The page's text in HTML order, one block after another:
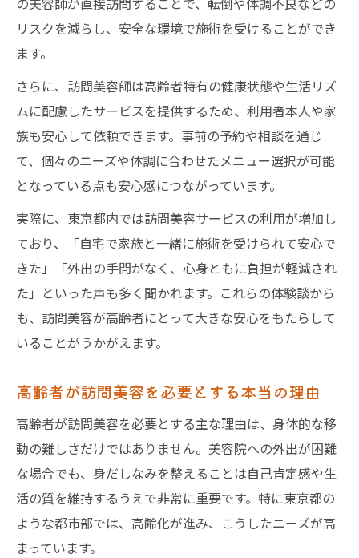
リスクを減らし、安全な環境で施術を受けることができ
ます。
さらに、訪問美容師は高齢者特有の健康状態や生活リズ
ムに配慮したサービスを提供するため、利用者本人や家
族も安心して依頼できます。事前の予約や相談を通じ
て、個々のニーズや体調に合わせたメニュー選択が可能
となっている点も安心感につながっています。
実際に、東京都内では訪問美容サービスの利用が増加し
ており、「自宅で家族と一緒に施術を受けられて安心で
きた」「外出の手間がなく、心身ともに負担が軽減され
た」といった声も多く聞かれます。これらの体験談から
も、訪問美容が高齢者にとって大きな安心をもたらして
いることがうかがえます。
高齢者が訪問美容を必要とする本当の理由
高齢者が訪問美容を必要とする主な理由は、身体的な移
動の難しさだけではありません。美容院への外出が困難
な場合でも、身だしなみを整えることは自己肯定感や生
活の質を維持するうえで非常に重要です。特に東京都の
ような都市部では、高齢化が進み、こうしたニーズが高
まっています。